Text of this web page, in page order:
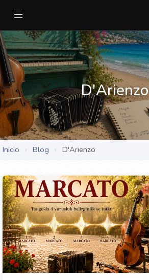
D'Arienzo
Inicio › Blog › D'Arienzo